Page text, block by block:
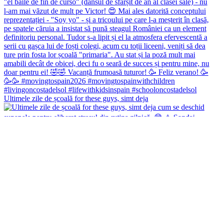
Ultimele zile de școală for these guys, simt deja